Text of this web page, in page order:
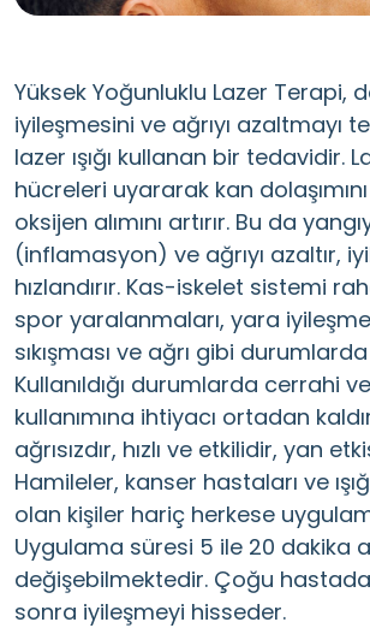
Yüksek Yoğunluklu Lazer Terapi,
iyileşmesini ve ağrıyı azaltmayı
lazer ışığı kullanan bir tedavidir.
hücreleri uyararak kan
oksijen alımını artırır. Bu da
(inflamasyon) ve ağrıyı azaltır,
hızlandırır. Kas-iskelet sistemi
spor yaralanmaları, yara
sıkışması ve ağrı gibi durumlarda
Kullanıldığı durumlarda cerrahi
kullanımına ihtiyacı ortadan
ağrısızdır, hızlı ve etkilidir, yan
Hamileler, kanser hastaları ve
olan kişiler hariç herkese
Uygulama süresi 5 ile 20 dakika
değişebilmektedir. Çoğu
sonra iyileşmeyi hisseder.